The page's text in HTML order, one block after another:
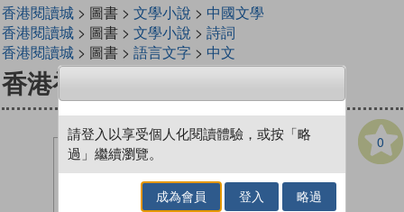
香港閱讀城> 圖書 > 文學小說 > 中國文學
香港閱讀城> 圖書 > 文學小說 > 詩詞
香港閱讀城> 圖書 > 語言文字> 中文
香港初中生必讀古詩文（上冊）
0
請登入以享受個人化閱讀體驗，或按「略
過」繼續瀏覽。
成為會員 登入 略過